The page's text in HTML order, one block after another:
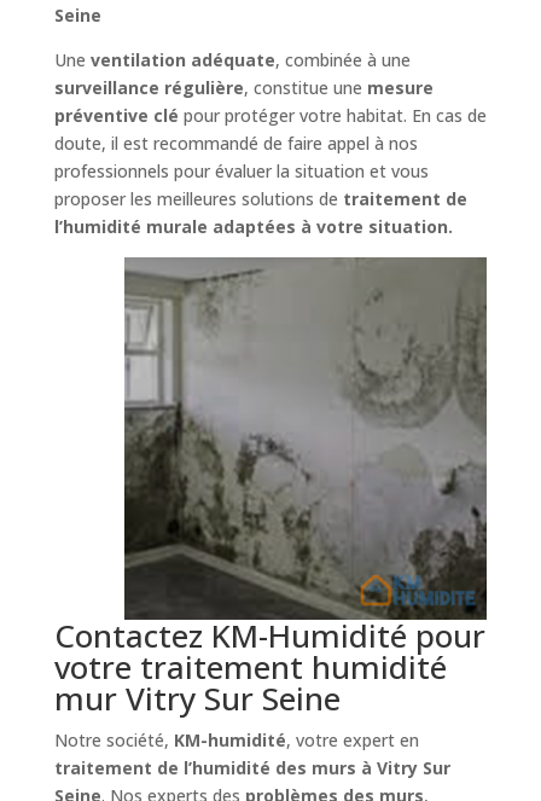
Seine
Une ventilation adéquate, combinée à une
surveillance régulière, constitue une mesure
préventive clé pour protéger votre habitat. En cas de
doute, il est recommandé de faire appel à nos
professionnels pour évaluer la situation et vous
proposer les meilleures solutions de traitement de
l’humidité murale adaptées à votre situation.
Contactez KM-Humidité pour
votre traitement humidité
mur Vitry Sur Seine
Notre société, KM-humidité, votre expert en
traitement de l’humidité des murs à Vitry Sur
Seine. Nos experts des problèmes des murs,